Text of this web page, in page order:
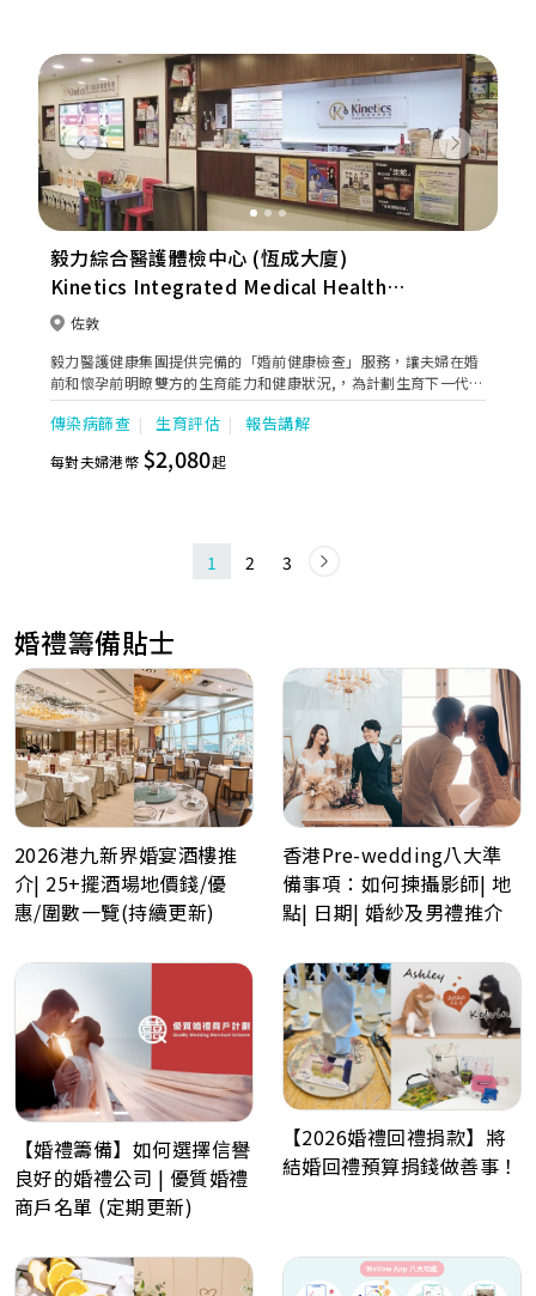
Previous Next
毅力綜合醫護體檢中心 (恆成大廈)
Kinetics Integrated Medical Health
Centre (Hang Shing Building)
佐敦
毅力醫護健康集團提供完備的「婚前健康檢查」服務，讓夫婦在婚
前和懷孕前明瞭雙方的生育能力和健康狀況,，為計劃生育下一代的
新人提供更大的保障，中心更是全港唯一連續14年獲頒發「優質婚
禮商戶」的婚前檢查中心，多年來屢獲殊榮，專業資格備受肯定，
除了擁有專業的醫護團隊外，更對化驗所品質定期作出嚴謹的監
管，向各準新人履行優質婚禮服務承諾。
傳染病篩查 生育評估 報告講解
每對夫婦港幣 $2,080起
1 2 3
婚禮籌備貼士
2026港九新界婚宴酒樓推
介| 25+擺酒場地價錢/優
惠/圍數一覽(持續更新)
香港Pre-wedding八大準
備事項：如何揀攝影師| 地
點| 日期| 婚紗及男禮推介
【婚禮籌備】如何選擇信譽
良好的婚禮公司 | 優質婚禮
商戶名單 (定期更新)
【2026婚禮回禮捐款】將
結婚回禮預算捐錢做善事！